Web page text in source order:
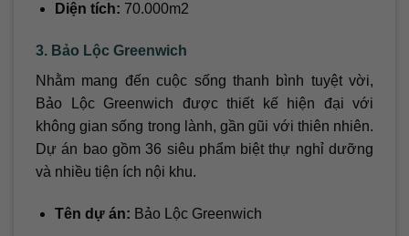
Diện tích: 70.000m2
3. Bảo Lộc Greenwich
Nhằm mang đến cuộc sống thanh bình tuyệt vời,
Bảo Lộc Greenwich được thiết kế hiện đại với
không gian sống trong lành, gần gũi với thiên nhiên.
Dự án bao gồm 36 siêu phẩm biệt thự nghỉ dưỡng
và nhiều tiện ích nội khu.
Tên dự án: Bảo Lộc Greenwich